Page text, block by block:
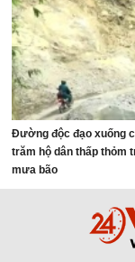
Đường độc đạo xuống
trăm hộ dân thấp thỏm
mưa bão